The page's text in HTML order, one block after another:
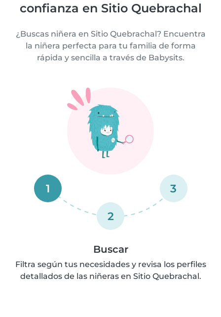
confianza en Sitio Quebrachal
¿Buscas niñera en Sitio Quebrachal? Encuentra
la niñera perfecta para tu familia de forma
rápida y sencilla a través de Babysits.
1
2
3
Buscar
Filtra según tus necesidades y revisa los perfiles
detallados de las niñeras en Sitio Quebrachal.